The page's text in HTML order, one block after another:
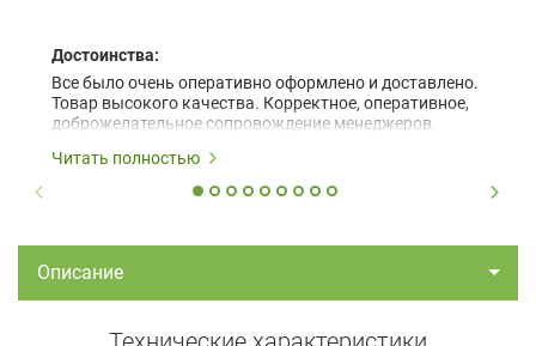
Достоинства:
Все было очень оперативно оформлено и доставлено.
Товар высокого качества. Корректное, оперативное,
доброжелательное сопровождение менеджеров.
Читать полностью
Описание